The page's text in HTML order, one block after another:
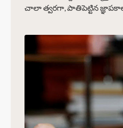
చాలా త్వరగా, పాతిపెట్టిన